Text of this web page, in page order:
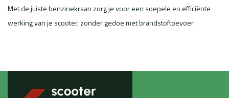
Met de juiste benzinekraan zorg je voor een soepele en efficiënte
werking van je scooter, zonder gedoe met brandstoftoevoer.